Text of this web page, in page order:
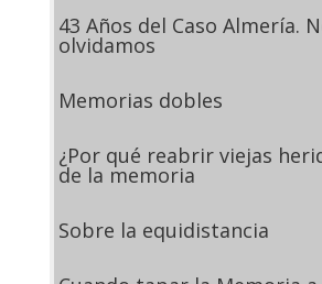
43 Años del Caso Almería.
olvidamos
Memorias dobles
¿Por qué reabrir viejas
de la memoria
Sobre la equidistancia